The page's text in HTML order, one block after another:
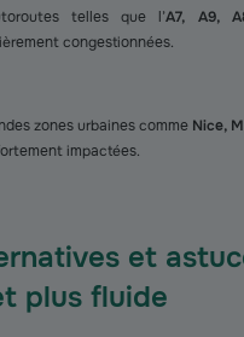
telles que l’A7, A9,
congestionnées.
zones urbaines comme Nice,
impactées.
et
plus fluide